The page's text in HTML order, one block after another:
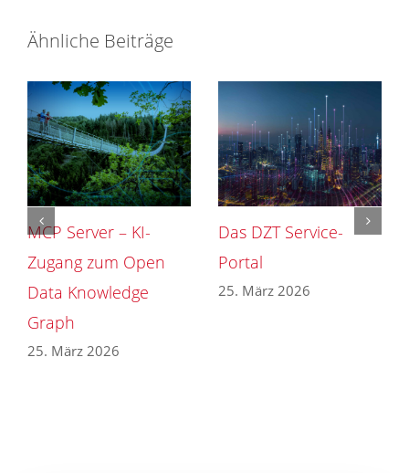
Ähnliche Beiträge
MCP Server – KI-
Zugang zum Open
Data Knowledge
Graph
25. März 2026
Das DZT Service-
Portal
25. März 2026